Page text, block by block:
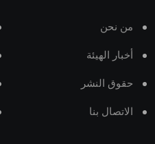
من نحن
أخبار الهيئة
حقوق النشر
الاتصال بنا